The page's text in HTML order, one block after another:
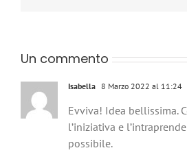
Un commento
Isabella 8 Marzo 2022 al 11:24
Evviva! Idea bellissima.
l’iniziativa e
possibile.